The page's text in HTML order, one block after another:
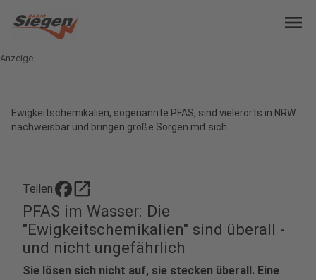
menu
Anzeige
Ewigkeitschemikalien, sogenannte PFAS, sind vielerorts in NRW
nachweisbar und bringen große Sorgen mit sich.
Teilen: open_in_new
PFAS im Wasser: Die
"Ewigkeitschemikalien" sind überall -
und nicht ungefährlich
Sie lösen sich nicht auf, sie stecken überall. Eine